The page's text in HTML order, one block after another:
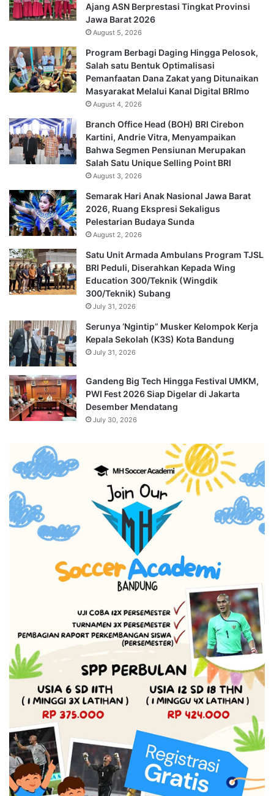
Ajang ASN Berprestasi Tingkat Provinsi
Jawa Barat 2026
August 5, 2026
Program Berbagi Daging Hingga Pelosok,
Salah satu Bentuk Optimalisasi
Pemanfaatan Dana Zakat yang Ditunaikan
Masyarakat Melalui Kanal Digital BRImo
August 4, 2026
Branch Office Head (BOH) BRI Cirebon
Kartini, Andrie Vitra, Menyampaikan
Bahwa Segmen Pensiunan Merupakan
Salah Satu Unique Selling Point BRI
August 3, 2026
Semarak Hari Anak Nasional Jawa Barat
2026, Ruang Ekspresi Sekaligus
Pelestarian Budaya Sunda
August 2, 2026
Satu Unit Armada Ambulans Program TJSL
BRI Peduli, Diserahkan Kepada Wing
Education 300/Teknik (Wingdik
300/Teknik) Subang
July 31, 2026
Serunya ‘Ngintip” Musker Kelompok Kerja
Kepala Sekolah (K3S) Kota Bandung
July 31, 2026
Gandeng Big Tech Hingga Festival UMKM,
PWI Fest 2026 Siap Digelar di Jakarta
Desember Mendatang
July 30, 2026